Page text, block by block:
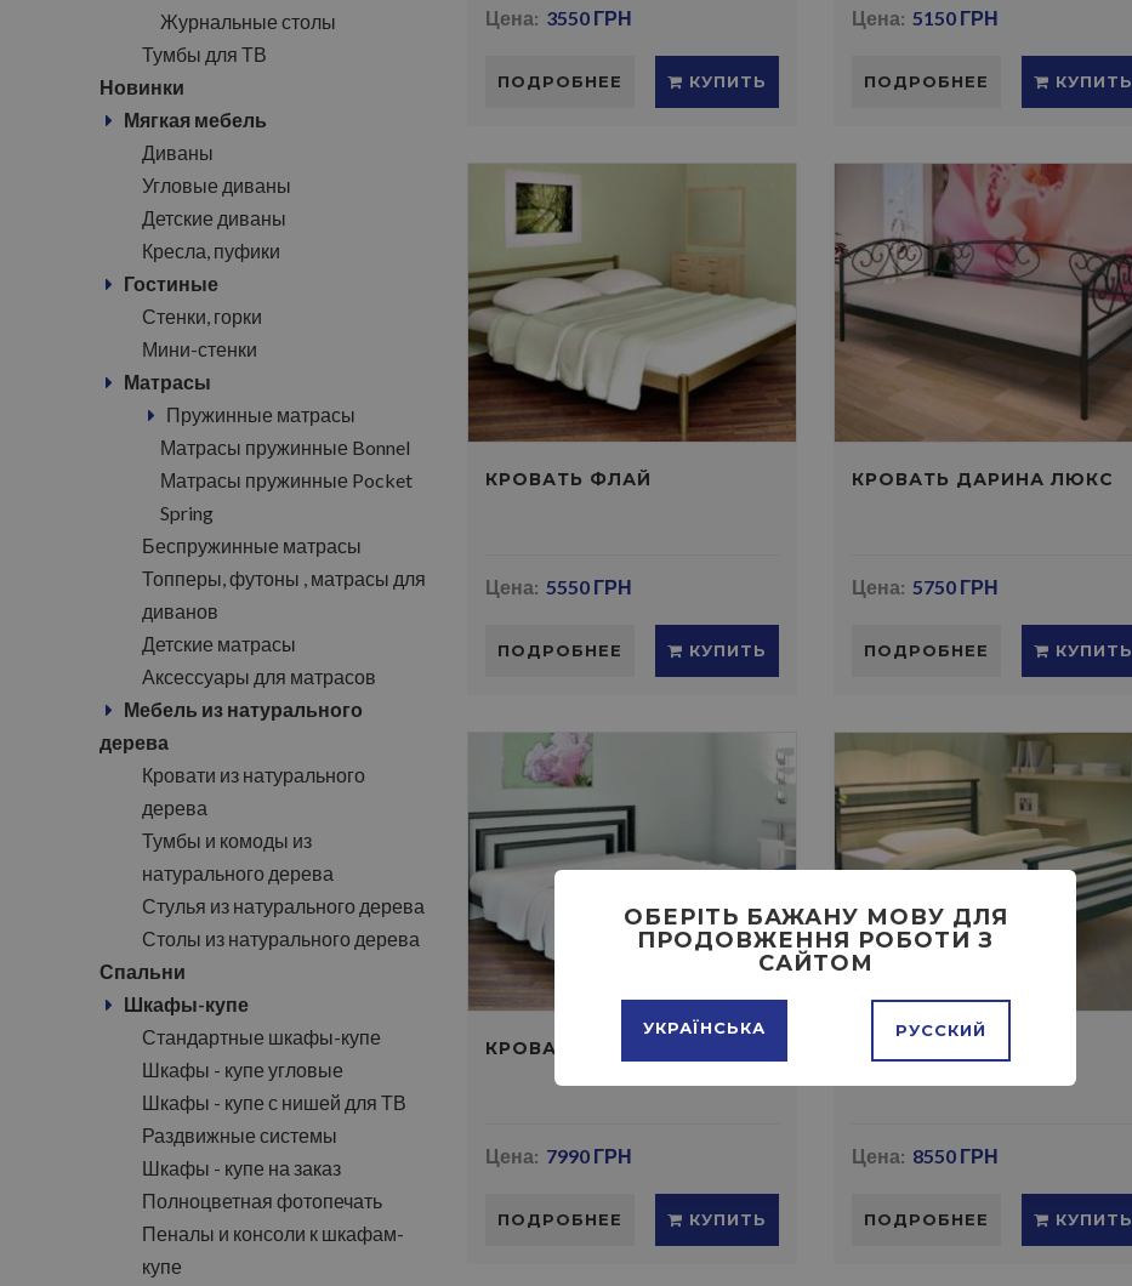
Журнальные столы
Тумбы для ТВ
Новинки
Мягкая мебель
Диваны
Угловые диваны
Детские диваны
Кресла, пуфики
Гостиные
Стенки, горки
Мини-стенки
Матрасы
Пружинные матрасы
Матрасы пружинные Bonnel
Матрасы пружинные Pocket
Spring
Беспружинные матрасы
Топперы, футоны , матрасы для
диванов
Детские матрасы
Аксессуары для матрасов
Мебель из натурального
дерева
Кровати из натурального
дерева
Тумбы и комоды из
натурального дерева
Стулья из натурального дерева
Столы из натурального дерева
Спальни
Шкафы-купе
Стандартные шкафы-купе
Шкафы - купе угловые
Шкафы - купе с нишей для ТВ
Раздвижные системы
Шкафы - купе на заказ
Полноцветная фотопечать
Пеналы и консоли к шкафам-
купе
Цена: 3550 ГРН
ПОДРОБНЕЕ КУПИТЬ
Цена: 5150 ГРН
ПОДРОБНЕЕ КУПИТЬ
КРОВАТЬ ФЛАЙ
Цена: 5550 ГРН
ПОДРОБНЕЕ КУПИТЬ
КРОВАТЬ ДАРИНА ЛЮКС
Цена: 5750 ГРН
ПОДРОБНЕЕ КУПИТЬ
КРОВАТЬ БРИО
Цена: 7990 ГРН
ПОДРОБНЕЕ КУПИТЬ
Цена: 8550 ГРН
ПОДРОБНЕЕ КУПИТЬ
ОБЕРІТЬ БАЖАНУ МОВУ ДЛЯ
ПРОДОВЖЕННЯ РОБОТИ З
САЙТОМ
УКРАЇНСЬКА РУССКИЙ